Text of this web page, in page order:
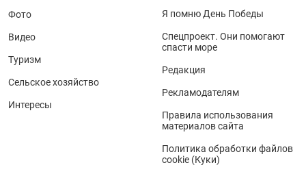
Фото
Видео
Туризм
Сельское хозяйство
Интересы
Я помню День Победы
Спецпроект. Они помогают
спасти море
Редакция
Рекламодателям
Правила использования
материалов сайта
Политика обработки файлов
cookie (Куки)